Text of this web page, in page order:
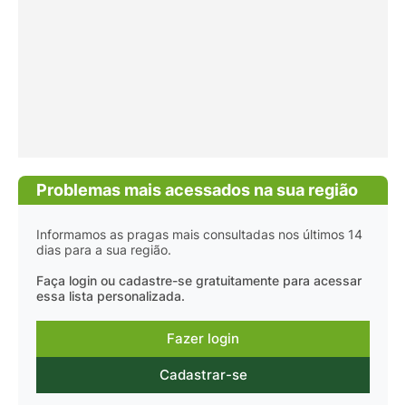
Problemas mais acessados na sua região
Informamos as pragas mais consultadas nos últimos 14
dias para a sua região.
Faça login ou cadastre-se gratuitamente para acessar
essa lista personalizada.
Fazer login
Cadastrar-se